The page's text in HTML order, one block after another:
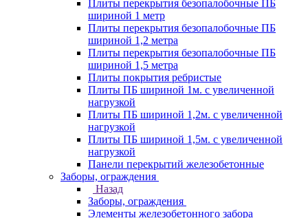
Плиты перекрытия безопалобочные ПБ
шириной 1 метр
Плиты перекрытия безопалобочные ПБ
шириной 1,2 метра
Плиты перекрытия безопалобочные ПБ
шириной 1,5 метра
Плиты покрытия ребристые
Плиты ПБ шириной 1м. с увеличенной
нагрузкой
Плиты ПБ шириной 1,2м. с увеличенной
нагрузкой
Плиты ПБ шириной 1,5м. с увеличенной
нагрузкой
Панели перекрытий железобетонные
Заборы, ограждения
Назад
Заборы, ограждения
Элементы железобетонного забора